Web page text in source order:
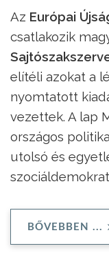
Az Európai
csatlakozik
elítéli azokat a
nyomtatott
vezettek. A lap
országos
utolsó és
BŐVEBBEN ...